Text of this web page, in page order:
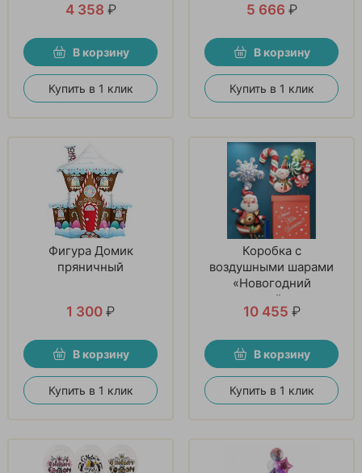
4 358 ₽
В корзину
Купить в 1 клик
5 666 ₽
В корзину
Купить в 1 клик
Фигура Домик
пряничный
1 300 ₽
В корзину
Купить в 1 клик
Коробка с
воздушными шарами
«Новогодний
коктейль»
10 455 ₽
В корзину
Купить в 1 клик